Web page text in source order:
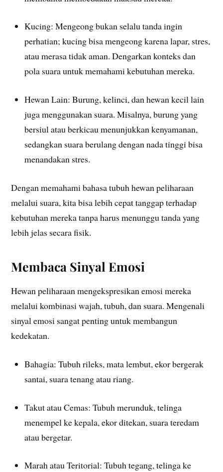
Kucing: Mengeong bukan selalu tanda ingin
perhatian; kucing bisa mengeong karena lapar, stres,
atau merasa tidak aman. Dengarkan konteks dan
pola suara untuk memahami kebutuhan mereka.
Hewan Lain: Burung, kelinci, dan hewan kecil lain
juga menggunakan suara. Misalnya, burung yang
bersiul atau berkicau menunjukkan kenyamanan,
sedangkan suara berulang dengan nada tinggi bisa
menandakan stres.
Dengan memahami bahasa tubuh hewan peliharaan
melalui suara, kita bisa lebih cepat tanggap terhadap
kebutuhan mereka tanpa harus menunggu tanda yang
lebih jelas secara fisik.
Membaca Sinyal Emosi
Hewan peliharaan mengekspresikan emosi mereka
melalui kombinasi wajah, tubuh, dan suara. Mengenali
sinyal emosi sangat penting untuk membangun
kedekatan.
Bahagia: Tubuh rileks, mata lembut, ekor bergerak
santai, suara tenang atau riang.
Takut atau Cemas: Tubuh merunduk, telinga
menempel ke kepala, ekor ditekan, suara teredam
atau bergetar.
Marah atau Teritorial: Tubuh tegang, telinga ke